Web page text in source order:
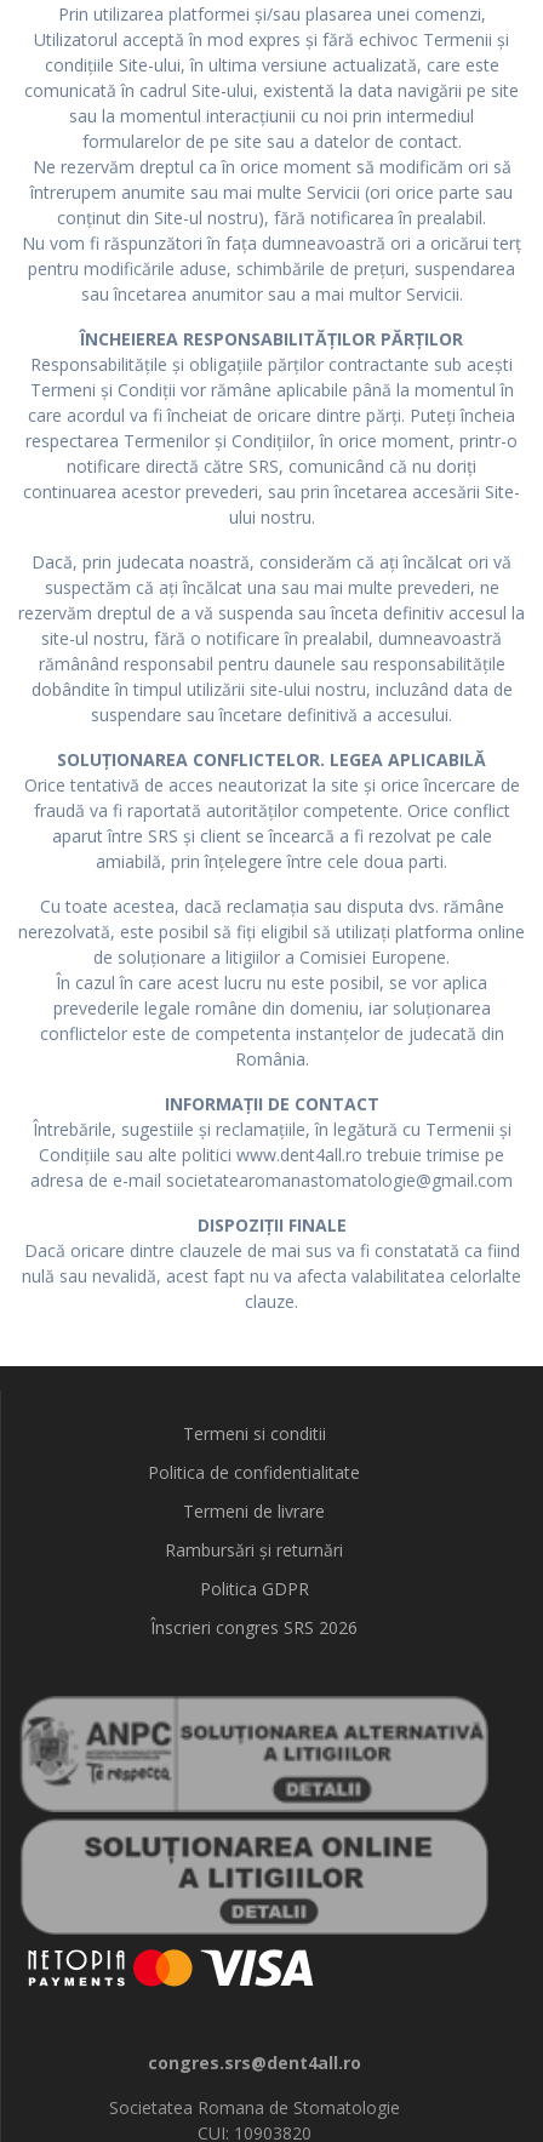
Prin utilizarea platformei și/sau plasarea unei comenzi,
Utilizatorul acceptă în mod expres și fără echivoc Termenii și
condițiile Site-ului, în ultima versiune actualizată, care este
comunicată în cadrul Site-ului, existentă la data navigării pe site
sau la momentul interacțiunii cu noi prin intermediul
formularelor de pe site sau a datelor de contact.
Ne rezervăm dreptul ca în orice moment să modificăm ori să
întrerupem anumite sau mai multe Servicii (ori orice parte sau
conținut din Site-ul nostru), fără notificarea în prealabil.
Nu vom fi răspunzători în fața dumneavoastră ori a oricărui terț
pentru modificările aduse, schimbările de prețuri, suspendarea
sau încetarea anumitor sau a mai multor Servicii.
ÎNCHEIEREA RESPONSABILITĂȚILOR PĂRȚILOR
Responsabilitățile și obligațiile părților contractante sub acești
Termeni și Condiții vor rămâne aplicabile până la momentul în
care acordul va fi încheiat de oricare dintre părți. Puteți încheia
respectarea Termenilor și Condițiilor, în orice moment, printr-o
notificare directă către SRS, comunicând că nu doriți
continuarea acestor prevederi, sau prin încetarea accesării Site-
ului nostru.
Dacă, prin judecata noastră, considerăm că ați încălcat ori vă
suspectăm că ați încălcat una sau mai multe prevederi, ne
rezervăm dreptul de a vă suspenda sau înceta definitiv accesul la
site-ul nostru, fără o notificare în prealabil, dumneavoastră
rămânând responsabil pentru daunele sau responsabilitățile
dobândite în timpul utilizării site-ului nostru, incluzând data de
suspendare sau încetare definitivă a accesului.
SOLUȚIONAREA CONFLICTELOR. LEGEA APLICABILĂ
Orice tentativă de acces neautorizat la site și orice încercare de
fraudă va fi raportată autorităților competente. Orice conflict
aparut între SRS și client se încearcă a fi rezolvat pe cale
amiabilă, prin înțelegere între cele doua parti.
Cu toate acestea, dacă reclamația sau disputa dvs. rămâne
nerezolvată, este posibil să fiți eligibil să utilizați platforma online
de soluționare a litigiilor a Comisiei Europene.
În cazul în care acest lucru nu este posibil, se vor aplica
prevederile legale române din domeniu, iar soluționarea
conflictelor este de competenta instanțelor de judecată din
România.
INFORMAȚII DE CONTACT
Întrebările, sugestiile și reclamațiile, în legătură cu Termenii și
Condițiile sau alte politici www.dent4all.ro trebuie trimise pe
adresa de e-mail societatearomanastomatologie@gmail.com
DISPOZIȚII FINALE
Dacă oricare dintre clauzele de mai sus va fi constatată ca fiind
nulă sau nevalidă, acest fapt nu va afecta valabilitatea celorlalte
clauze.
Termeni si conditii
Politica de confidentialitate
Termeni de livrare
Rambursări și returnări
Politica GDPR
Înscrieri congres SRS 2026
congres.srs@dent4all.ro
Societatea Romana de Stomatologie
CUI: 10903820